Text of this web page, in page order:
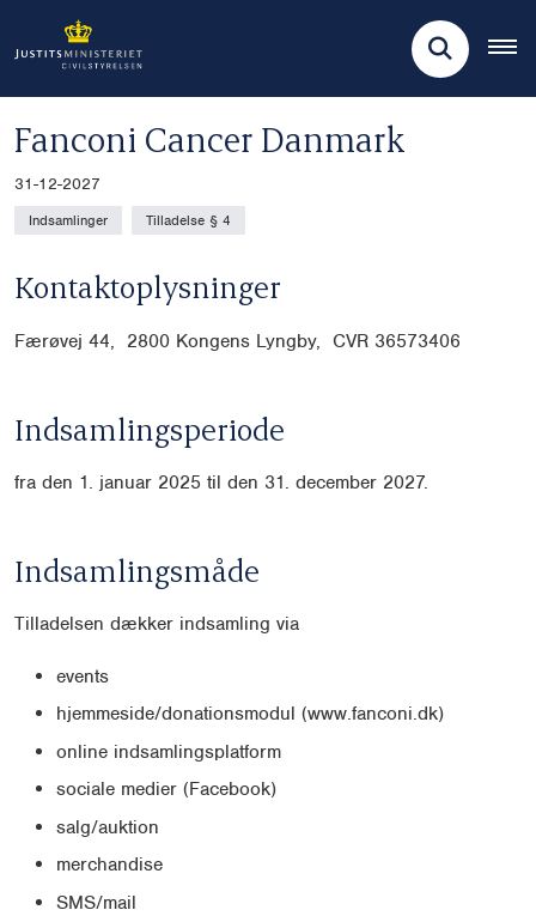
Fanconi Cancer Danmark
31-12-2027
Indsamlinger Tilladelse § 4
Kontaktoplysninger
Færøvej 44, 2800 Kongens Lyngby, CVR 36573406
Indsamlingsperiode
fra den 1. januar 2025 til den 31. december 2027.
Indsamlingsmåde
Tilladelsen dækker indsamling via
events
hjemmeside/donationsmodul (www.fanconi.dk)
online indsamlingsplatform
sociale medier (Facebook)
salg/auktion
merchandise
SMS/mail